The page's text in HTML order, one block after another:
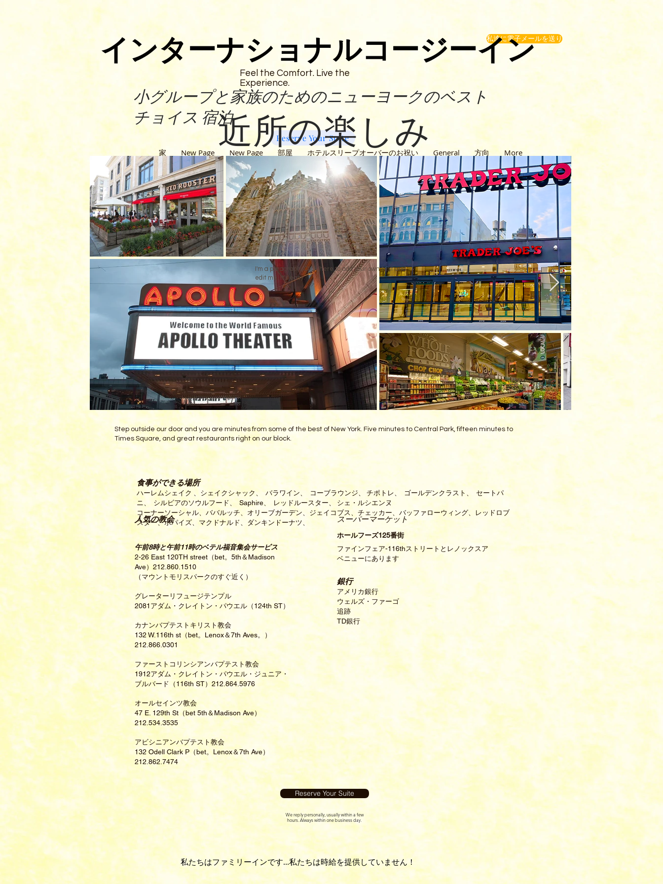
私達に電子メールを送り
Feel the Comfort. Live the
Experience.
インターナショナルコージーイン
小グループと家族のためのニューヨークのベスト
チョイス 宿泊
家 New Page New Page 部屋 ホテルスリープオーバーのお祝い General 方向 More
Reserve Your Suite
近所の楽しみ
I'm a paragraph. Click here to add your own text and
edit me. It's easy.
Step outside our door and you are minutes from some of the best of New York. Five minutes to Central Park, fifteen minutes to
Times Square, and great restaurants right on our block.
人気の教会
午前8時と午前11時のベテル福音集会サービス
2-26 East 120TH street（bet。5th＆Madison
Ave）212.860.1510
（マウントモリスパークのすぐ近く）
グレーターリフュージテンプル
2081アダム・クレイトン・パウエル（124th ST）
カナンバプテストキリスト教会
132 W.116th st（bet。Lenox＆7th Aves。）
212.866.0301
ファーストコリンシアンバプテスト教会
1912アダム・クレイトン・パウエル・ジュニア・
ブルバード（116th ST）212.864.5976
オールセインツ教会
47 E. 129th St（bet 5th＆Madison Ave）
212.534.3535
アビシニアンバプテスト教会
132 Odell Clark P（bet。Lenox＆7th Ave）
212.862.7474
スーパーマーケット
ホールフーズ125番街
ファインフェア-116thストリートとレノックスア
ベニューにあります
銀行
アメリカ銀行
ウェルズ・ファーゴ
追跡
TD銀行
食事ができる場所
ハーレムシェイク 、シェイクシャック、 バラワイン、 コーブラウンジ、 チポトレ、 ゴールデンクラスト、
セートパ
ニ、
シルビアのソウルフード、 Saphire、 レッドルースター、
シェ・ルシエンヌ
コーナーソーシャル、ババルッチ、オリーブガーデン、ジェイコブス、チェッカー、バッファローウィング、レッドロブ
スター、ポパイズ、マクドナルド、ダンキンドーナツ、
Reserve Your Suite
We reply personally, usually within a few
hours. Always within one business day.
私たちはファミリーインです...私たちは時給を提供していません！